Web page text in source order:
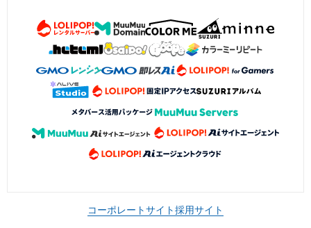
コーポレートサイト採用サイト